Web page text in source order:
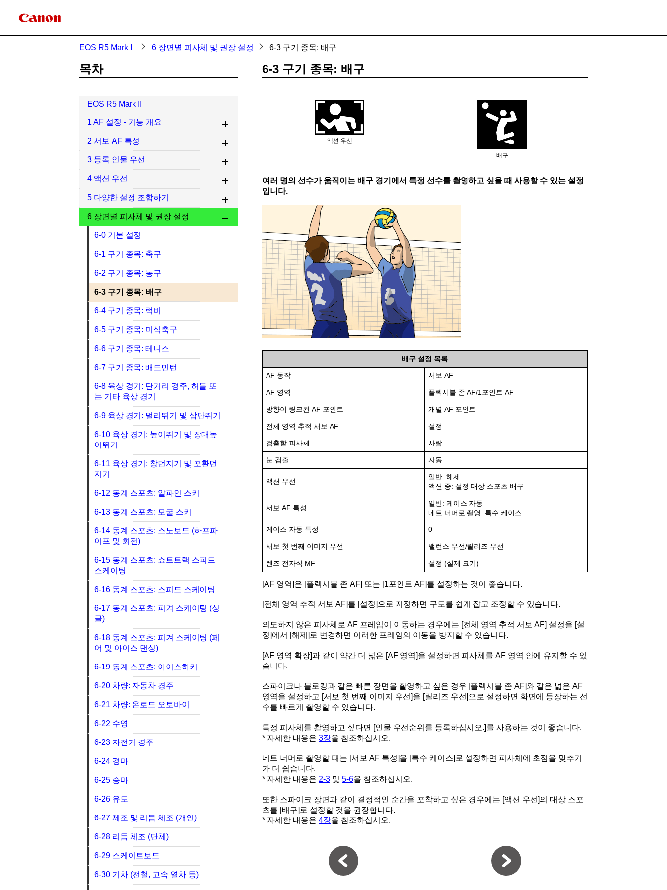
EOS R5 Mark II 6 장면별 피사체 및 권장 설정 6-3 구기 종목: 배구
6-3 구기 종목: 배구
액션 우선
배구
여러 명의 선수가 움직이는 배구 경기에서 특정 선수를 촬영하고 싶을 때 사용할 수 있는 설정
입니다.
배구 설정 목록
AF 동작 서보 AF
AF 영역 플렉시블 존 AF/1포인트 AF
방향이 링크된 AF 포인트 개별 AF 포인트
전체 영역 추적 서보 AF 설정
검출할 피사체 사람
눈 검출 자동
액션 우선
일반: 해제
액션 중: 설정 대상 스포츠 배구
서보 AF 특성
일반: 케이스 자동
네트 너머로 촬영: 특수 케이스
케이스 자동 특성 0
서보 첫 번째 이미지 우선 밸런스 우선/릴리즈 우선
렌즈 전자식 MF 설정 (실제 크기)
[AF 영역]은 [플렉시블 존 AF] 또는 [1포인트 AF]를 설정하는 것이 좋습니다.
[전체 영역 추적 서보 AF]를 [설정]으로 지정하면 구도를 쉽게 잡고 조정할 수 있습니다.
의도하지 않은 피사체로 AF 프레임이 이동하는 경우에는 [전체 영역 추적 서보 AF] 설정을 [설
정]에서 [해제]로 변경하면 이러한 프레임의 이동을 방지할 수 있습니다.
[AF 영역 확장]과 같이 약간 더 넓은 [AF 영역]을 설정하면 피사체를 AF 영역 안에 유지할 수 있
습니다.
스파이크나 블로킹과 같은 빠른 장면을 촬영하고 싶은 경우 [플렉시블 존 AF]와 같은 넓은 AF
영역을 설정하고 [서보 첫 번째 이미지 우선]을 [릴리즈 우선]으로 설정하면 화면에 등장하는 선
수를 빠르게 촬영할 수 있습니다.
특정 피사체를 촬영하고 싶다면 [인물 우선순위를 등록하십시오.]를 사용하는 것이 좋습니다.
* 자세한 내용은 3장을 참조하십시오.
네트 너머로 촬영할 때는 [서보 AF 특성]을 [특수 케이스]로 설정하면 피사체에 초점을 맞추기
가 더 쉽습니다.
* 자세한 내용은 2-3 및 5-6을 참조하십시오.
또한 스파이크 장면과 같이 결정적인 순간을 포착하고 싶은 경우에는 [액션 우선]의 대상 스포
츠를 [배구]로 설정할 것을 권장합니다.
* 자세한 내용은 4장을 참조하십시오.
목차
EOS R5 Mark II
1 AF 설정 - 기능 개요
2 서보 AF 특성
3 등록 인물 우선
4 액션 우선
5 다양한 설정 조합하기
6 장면별 피사체 및 권장 설정
6-0 기본 설정
6-1 구기 종목: 축구
6-2 구기 종목: 농구
6-3 구기 종목: 배구
6-4 구기 종목: 럭비
6-5 구기 종목: 미식축구
6-6 구기 종목: 테니스
6-7 구기 종목: 배드민턴
6-8 육상 경기: 단거리 경주, 허들 또
는 기타 육상 경기
6-9 육상 경기: 멀리뛰기 및 삼단뛰기
6-10 육상 경기: 높이뛰기 및 장대높
이뛰기
6-11 육상 경기: 창던지기 및 포환던
지기
6-12 동계 스포츠: 알파인 스키
6-13 동계 스포츠: 모굴 스키
6-14 동계 스포츠: 스노보드 (하프파
이프 및 회전)
6-15 동계 스포츠: 쇼트트랙 스피드
스케이팅
6-16 동계 스포츠: 스피드 스케이팅
6-17 동계 스포츠: 피겨 스케이팅 (싱
글)
6-18 동계 스포츠: 피겨 스케이팅 (페
어 및 아이스 댄싱)
6-19 동계 스포츠: 아이스하키
6-20 차량: 자동차 경주
6-21 차량: 온로드 오토바이
6-22 수영
6-23 자전거 경주
6-24 경마
6-25 승마
6-26 유도
6-27 체조 및 리듬 체조 (개인)
6-28 리듬 체조 (단체)
6-29 스케이트보드
6-30 기차 (전철, 고속 열차 등)